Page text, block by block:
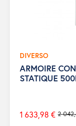
DIVERSO
ARMOIRE
STATIQUE
Prix
2
1 633,98 €